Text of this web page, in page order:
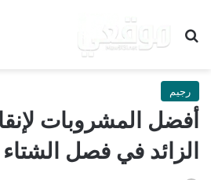
بحث عن
رجيم
أفضل المشروبات
الزائد في فصل الشتاء